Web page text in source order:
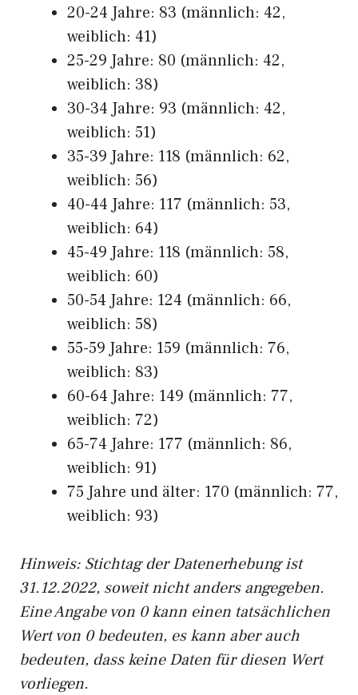
20-24 Jahre: 83 (männlich: 42,
weiblich: 41)
25-29 Jahre: 80 (männlich: 42,
weiblich: 38)
30-34 Jahre: 93 (männlich: 42,
weiblich: 51)
35-39 Jahre: 118 (männlich: 62,
weiblich: 56)
40-44 Jahre: 117 (männlich: 53,
weiblich: 64)
45-49 Jahre: 118 (männlich: 58,
weiblich: 60)
50-54 Jahre: 124 (männlich: 66,
weiblich: 58)
55-59 Jahre: 159 (männlich: 76,
weiblich: 83)
60-64 Jahre: 149 (männlich: 77,
weiblich: 72)
65-74 Jahre: 177 (männlich: 86,
weiblich: 91)
75 Jahre und älter: 170 (männlich: 77,
weiblich: 93)
Hinweis: Stichtag der Datenerhebung ist
31.12.2022, soweit nicht anders angegeben.
Eine Angabe von 0 kann einen tatsächlichen
Wert von 0 bedeuten, es kann aber auch
bedeuten, dass keine Daten für diesen Wert
vorliegen.